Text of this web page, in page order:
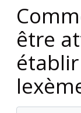
être